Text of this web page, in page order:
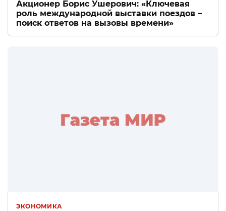
Акционер Борис Ушерович: «Ключевая
роль международной выставки поездов –
поиск ответов на вызовы времени»
ЭКОНОМИКА